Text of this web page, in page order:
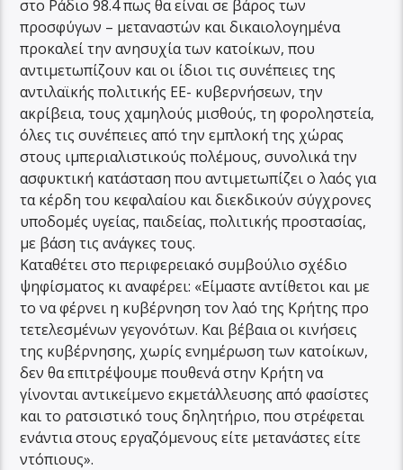
στο Ράδιο 98.4 πως θα είναι σε βάρος των
προσφύγων – μεταναστών και δικαιολογημένα
προκαλεί την ανησυχία των κατοίκων, που
αντιμετωπίζουν και οι ίδιοι τις συνέπειες της
αντιλαϊκής πολιτικής ΕΕ- κυβερνήσεων, την
ακρίβεια, τους χαμηλούς μισθούς, τη φοροληστεία,
όλες τις συνέπειες από την εμπλοκή της χώρας
στους ιμπεριαλιστικούς πολέμους, συνολικά την
ασφυκτική κατάσταση που αντιμετωπίζει ο λαός για
τα κέρδη του κεφαλαίου και διεκδικούν σύγχρονες
υποδομές υγείας, παιδείας, πολιτικής προστασίας,
με βάση τις ανάγκες τους.
Καταθέτει στο περιφερειακό συμβούλιο σχέδιο
ψηφίσματος κι αναφέρει: «Είμαστε αντίθετοι και με
το να φέρνει η κυβέρνηση τον λαό της Κρήτης προ
τετελεσμένων γεγονότων. Και βέβαια οι κινήσεις
της κυβέρνησης, χωρίς ενημέρωση των κατοίκων,
δεν θα επιτρέψουμε πουθενά στην Κρήτη να
γίνονται αντικείμενο εκμετάλλευσης από φασίστες
και το ρατσιστικό τους δηλητήριο, που στρέφεται
ενάντια στους εργαζόμενους είτε μετανάστες είτε
ντόπιους».